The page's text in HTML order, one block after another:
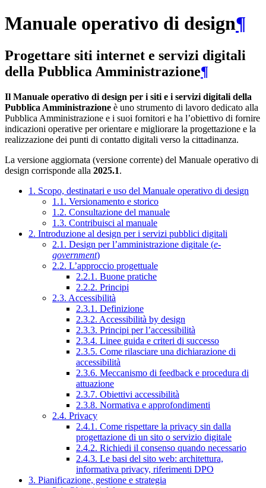
Manuale operativo di design¶
Progettare siti internet e servizi digitali
della Pubblica Amministrazione¶
Il Manuale operativo di design per i siti e i servizi digitali della
Pubblica Amministrazione è uno strumento di lavoro dedicato alla
Pubblica Amministrazione e i suoi fornitori e ha l’obiettivo di fornire
indicazioni operative per orientare e migliorare la progettazione e la
realizzazione dei punti di contatto digitali verso la cittadinanza.
La versione aggiornata (versione corrente) del Manuale operativo di
design corrisponde alla 2025.1.
1. Scopo, destinatari e uso del Manuale operativo di design
1.1. Versionamento e storico
1.2. Consultazione del manuale
1.3. Contribuisci al manuale
2. Introduzione al design per i servizi pubblici digitali
2.1. Design per l’amministrazione digitale (e-
government)
2.2. L’approccio progettuale
2.2.1. Buone pratiche
2.2.2. Principi
2.3. Accessibilità
2.3.1. Definizione
2.3.2. Accessibilità by design
2.3.3. Principi per l’accessibilità
2.3.4. Linee guida e criteri di successo
2.3.5. Come rilasciare una dichiarazione di
accessibilità
2.3.6. Meccanismo di feedback e procedura di
attuazione
2.3.7. Obiettivi accessibilità
2.3.8. Normativa e approfondimenti
2.4. Privacy
2.4.1. Come rispettare la privacy sin dalla
progettazione di un sito o servizio digitale
2.4.2. Richiedi il consenso quando necessario
2.4.3. Le basi del sito web: architettura,
informativa privacy, riferimenti DPO
3. Pianificazione, gestione e strategia